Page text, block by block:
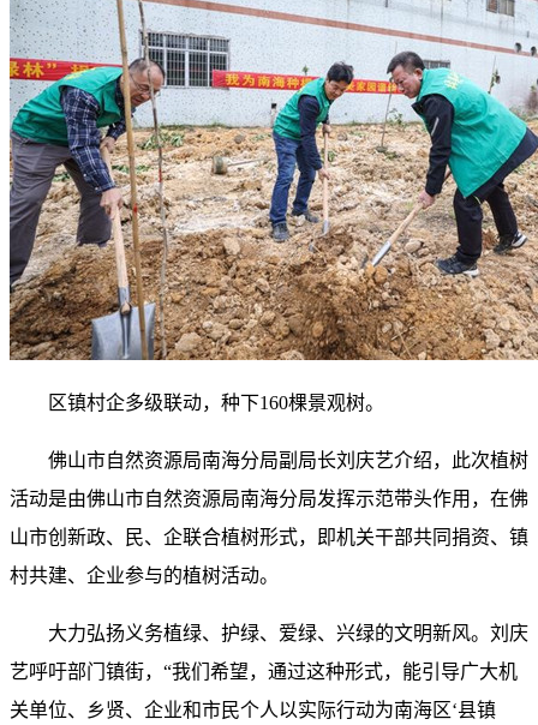
区镇村企多级联动，种下160棵景观树。
佛山市自然资源局南海分局副局长刘庆艺介绍，此次植树
活动是由佛山市自然资源局南海分局发挥示范带头作用，在佛
山市创新政、民、企联合植树形式，即机关干部共同捐资、镇
村共建、企业参与的植树活动。
大力弘扬义务植绿、护绿、爱绿、兴绿的文明新风。刘庆
艺呼吁部门镇街，“我们希望，通过这种形式，能引导广大机
关单位、乡贤、企业和市民个人以实际行动为南海区‘县镇